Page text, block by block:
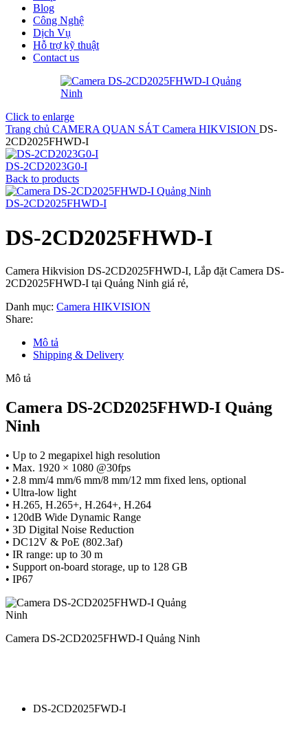
Blog
Công Nghệ
Dịch Vụ
Hỗ trợ kỹ thuật
Contact us
Click to enlarge
Trang chủ CAMERA QUAN SÁT Camera HIKVISION DS-
2CD2025FHWD-I
DS-2CD2023G0-I
Back to products
DS-2CD2025FHWD-I
DS-2CD2025FHWD-I
Camera Hikvision DS-2CD2025FHWD-I, Lắp đặt Camera DS-
2CD2025FHWD-I tại Quảng Ninh giá rẻ,
Danh mục: Camera HIKVISION
Share:
Mô tả
Shipping & Delivery
Mô tả
Camera DS-2CD2025FHWD-I Quảng
Ninh
• Up to 2 megapixel high resolution
• Max. 1920 × 1080 @30fps
• 2.8 mm/4 mm/6 mm/8 mm/12 mm fixed lens, optional
• Ultra-low light
• H.265, H.265+, H.264+, H.264
• 120dB Wide Dynamic Range
• 3D Digital Noise Reduction
• DC12V & PoE (802.3af)
• IR range: up to 30 m
• Support on-board storage, up to 128 GB
• IP67
Camera DS-2CD2025FHWD-I Quảng Ninh
DS-2CD2025FWD-I